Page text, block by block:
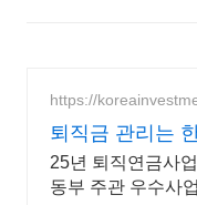
https://
퇴직금 관리는
매달 기대되는
25년 퇴직연금사
동부 주관 우수사